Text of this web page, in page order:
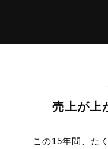
売上が上
この15年間、た